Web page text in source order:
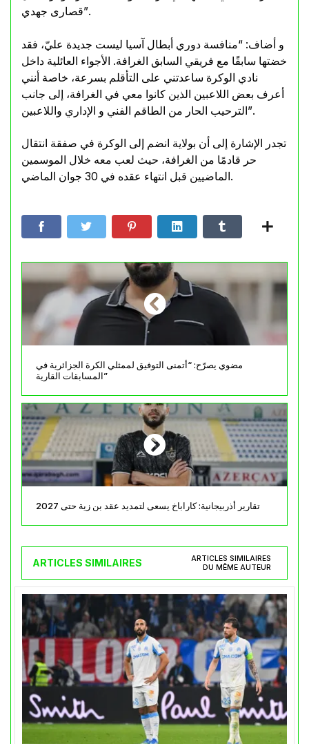
قصارى جهدي”.
و أضاف: “منافسة دوري أبطال آسيا ليست جديدة عليّ، فقد
خضتها سابقًا مع فريقي السابق الغرافة. الأجواء العائلية داخل
نادي الوكرة ساعدتني على التأقلم بسرعة، خاصة أنني
أعرف بعض اللاعبين الذين كانوا معي في الغرافة، إلى جانب
الترحيب الحار من الطاقم الفني و الإداري واللاعبين”.
تجدر الإشارة إلى أن بولاية انضم إلى الوكرة في صفقة انتقال
حر قادمًا من الغرافة، حيث لعب معه خلال الموسمين
الماضيين قبل انتهاء عقده في 30 جوان الماضي.
مضوي يصرّح: “أتمنى التوفيق لممثلي الكرة الجزائرية في
المسابقات القارية”
تقارير أذربيجانية: كاراباخ يسعى لتمديد عقد بن زية حتى 2027
ARTICLES SIMILAIRES
ARTICLES SIMILAIRES
DU MÊME AUTEUR